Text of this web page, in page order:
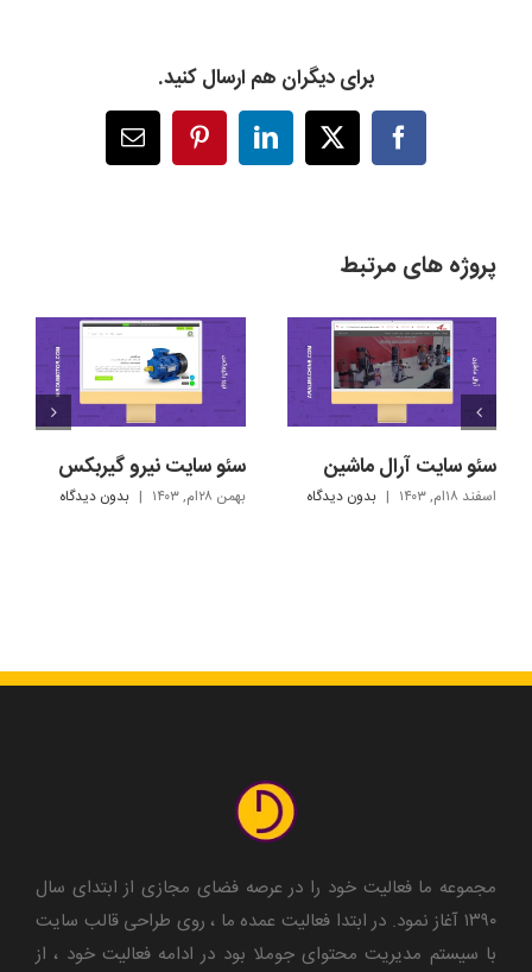
برای دیگران هم ارسال کنید.
Facebook
X
LinkedIn
Pinterestپست
الکترونیک
پروژه های مرتبط
سئو سایت آرال ماشین
اسفند ۱۸ام, ۱۴۰۳ | بدون ديدگاه
سئو سایت نیرو گیربکس
بهمن ۲۸ام, ۱۴۰۳ | بدون ديدگاه
مجموعه ما فعالیت خود را در عرصه فضای مجازی از ابتدای سال
۱۳۹۰ آغاز نمود. در ابتدا فعالیت عمده ما ، روی طراحی قالب سایت
با سیستم مدیریت محتوای جوملا بود در ادامه فعالیت خود ، از